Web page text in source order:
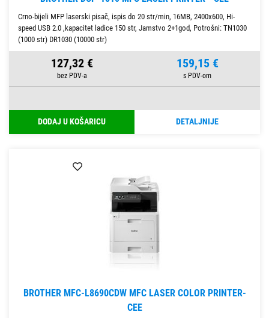
Crno-bijeli MFP laserski pisač, ispis do 20 str/min, 16MB, 2400x600, Hi-
speed USB 2.0 ,kapacitet ladice 150 str, Jamstvo 2+1god, Potrošni: TN1030
(1000 str) DR1030 (10000 str)
127,32 € 159,15 €
DODAJ U KOŠARICU DETALJNIJE
BROTHER MFC-L8690CDW MFC LASER COLOR PRINTER-
CEE